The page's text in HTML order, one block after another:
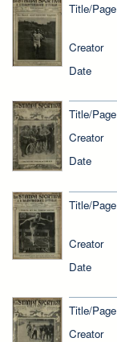
Title/Page
Creator
Date
Title/Page
Creator
Date
Title/Page
Creator
Date
Title/Page
Creator